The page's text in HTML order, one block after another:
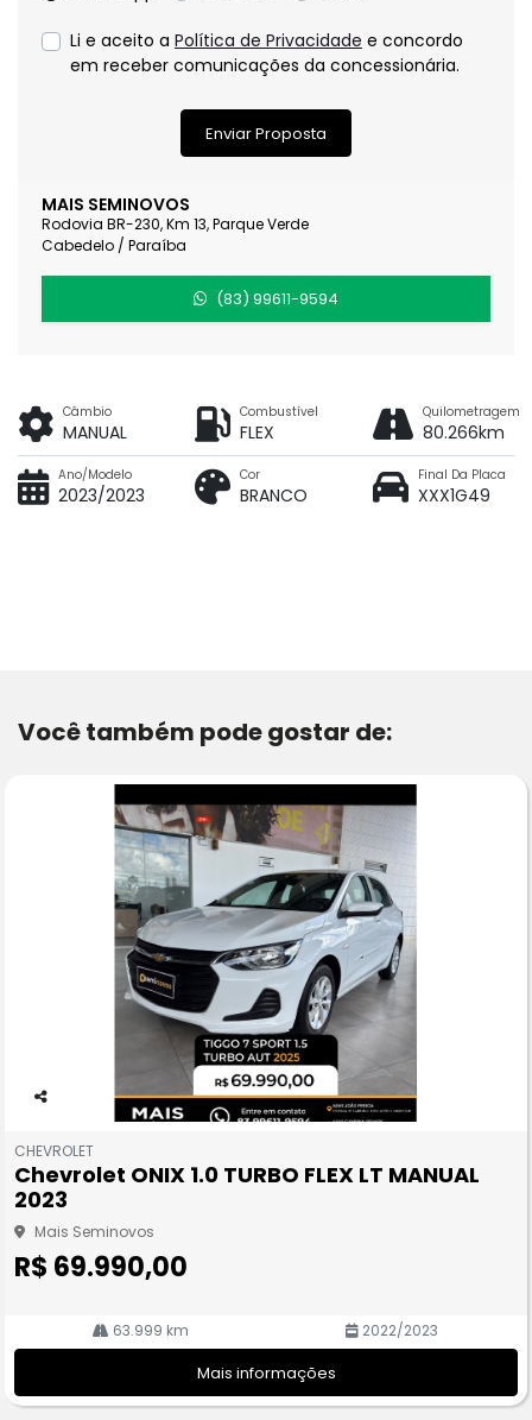
MAIS SEMINOVOS
Rodovia BR-230, Km 13, Parque Verde
Cabedelo / Paraíba
(83) 99611-9594
Li e aceito a Política de Privacidade e concordo
em receber comunicações da concessionária.
Enviar Proposta
Câmbio
MANUAL
Combustível
FLEX
Quilometragem
80.266km
Ano/Modelo
2023/2023
Cor
BRANCO
Final Da Placa
XXX1G49
Você também pode gostar de:
pa
rtil
he
CHEVROLET
Chevrolet ONIX 1.0 TURBO FLEX LT MANUAL
2023
Mais Seminovos
R$ 69.990,00
63.999 km 2022/2023
Mais informações